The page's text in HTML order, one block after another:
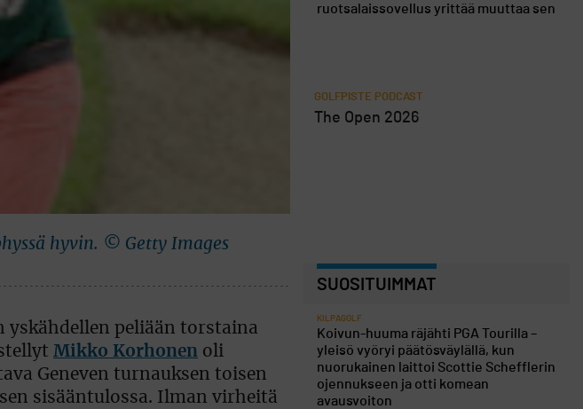
hyvin. © Getty Images
yskähdellen peliään torstaina
Mikko Korhonen oli
Geneven turnauksen toisen
sisääntulossa. Ilman virheitä
ruotsalaissovellus yrittää muuttaa sen
GOLFPISTE PODCAST
The Open 2026
SUOSITUIMMAT
KILPAGOLF
Koivun-huuma räjähti PGA Tourilla –
yleisö vyöryi päätösväylällä, kun
nuorukainen laittoi Scottie Schefflerin
ojennukseen ja otti komean
avausvoiton